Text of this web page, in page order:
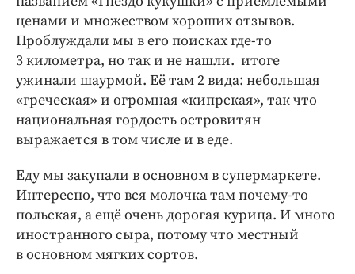
ценами и множеством хороших отзывов.
Проблуждали мы в его поисках где-то
3 километра, но так и не нашли. итоге
ужинали шаурмой. Её там 2 вида: небольшая
«греческая» и огромная «кипрская», так что
национальная гордость островитян
выражается в том числе и в еде.
Еду мы закупали в основном в супермаркете.
Интересно, что вся молочка там почему-то
польская, а ещё очень дорогая курица. И много
иностранного сыра, потому что местный
в основном мягких сортов.